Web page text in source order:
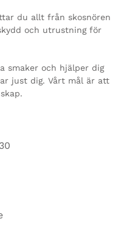
du allt från skosnören
och utrustning för
smaker och hjälper dig
just dig. Vårt mål är att